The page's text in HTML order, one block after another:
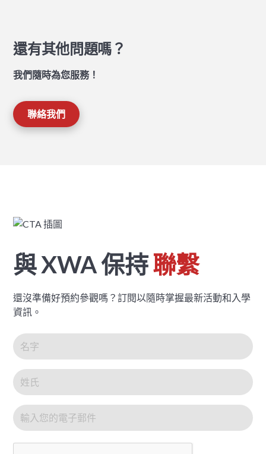
還有其他問題嗎？
我們隨時為您服務！
聯絡我們
與 XWA 保持聯繫
還沒準備好預約參觀嗎？訂閱以隨時掌握最新活動和入學
資訊。